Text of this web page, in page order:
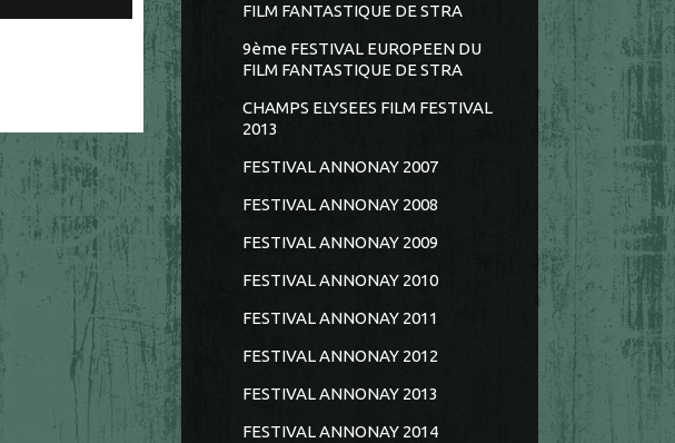
FILM FANTASTIQUE DE STRA
9ème FESTIVAL EUROPEEN DU
FILM FANTASTIQUE DE STRA
CHAMPS ELYSEES FILM FESTIVAL
2013
FESTIVAL ANNONAY 2007
FESTIVAL ANNONAY 2008
FESTIVAL ANNONAY 2009
FESTIVAL ANNONAY 2010
FESTIVAL ANNONAY 2011
FESTIVAL ANNONAY 2012
FESTIVAL ANNONAY 2013
FESTIVAL ANNONAY 2014